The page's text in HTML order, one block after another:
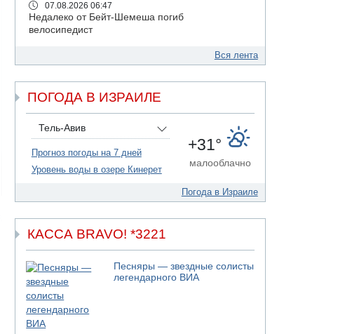
07.08.2026 06:47
Недалеко от Бейт-Шемеша погиб
велосипедист
Саудовская Аравия сообщает о нападении
06.08.2026 13:43
И еще иранские агенты
06.08.2026 13:13
Арестованы двое подозреваемых в стрельбе
по электрической компании
06.08.2026 13:07
Ливана
06.08.2026 11:41
Трое подростков ограбили сексшоп в Холоне
06.08.2026 08:45
Взрыв в Северном Тель-Авиве
06.08.2026 08:11
Украинская атака на российский НПЗ
Вся лента
ПОГОДА В ИЗРАИЛЕ
Тель-Авив
Прогноз погоды на 7 дней
Уровень воды в озере Кинерет
+31°
малооблачно
Погода в Израиле
КАССА BRAVO! *3221
Песняры — звездные солисты
легендарного ВИА